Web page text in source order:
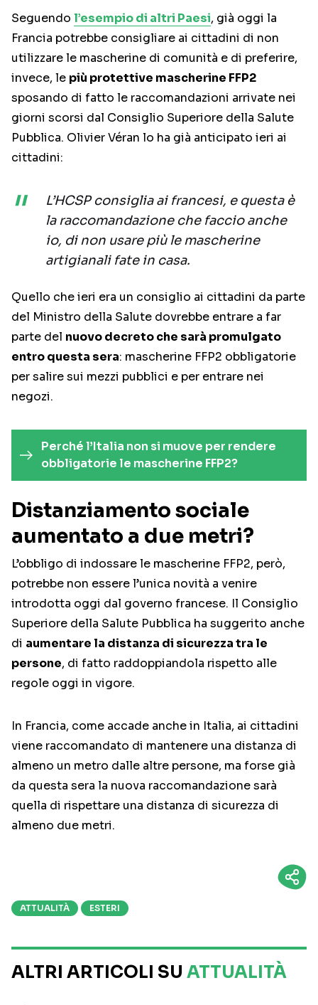
Seguendo l’esempio di altri Paesi, già oggi la
Francia potrebbe consigliare ai cittadini di non
utilizzare le mascherine di comunità e di preferire,
invece, le più protettive mascherine FFP2
sposando di fatto le raccomandazioni arrivate nei
giorni scorsi dal Consiglio Superiore della Salute
Pubblica. Olivier Véran lo ha già anticipato ieri ai
cittadini:
L’HCSP consiglia ai francesi, e questa è
la raccomandazione che faccio anche
io, di non usare più le mascherine
artigianali fate in casa.
Quello che ieri era un consiglio ai cittadini da parte
del Ministro della Salute dovrebbe entrare a far
parte del nuovo decreto che sarà promulgato
entro questa sera: mascherine FFP2 obbligatorie
per salire sui mezzi pubblici e per entrare nei
negozi.
Perché l’Italia non si muove per rendere
obbligatorie le mascherine FFP2?
Distanziamento sociale
aumentato a due metri?
L’obbligo di indossare le mascherine FFP2, però,
potrebbe non essere l’unica novità a venire
introdotta oggi dal governo francese. Il Consiglio
Superiore della Salute Pubblica ha suggerito anche
di aumentare la distanza di sicurezza tra le
persone, di fatto raddoppiandola rispetto alle
regole oggi in vigore.
In Francia, come accade anche in Italia, ai cittadini
viene raccomandato di mantenere una distanza di
almeno un metro dalle altre persone, ma forse già
da questa sera la nuova raccomandazione sarà
quella di rispettare una distanza di sicurezza di
almeno due metri.
ATTUALITÀ ESTERI
ALTRI ARTICOLI SU ATTUALITÀ